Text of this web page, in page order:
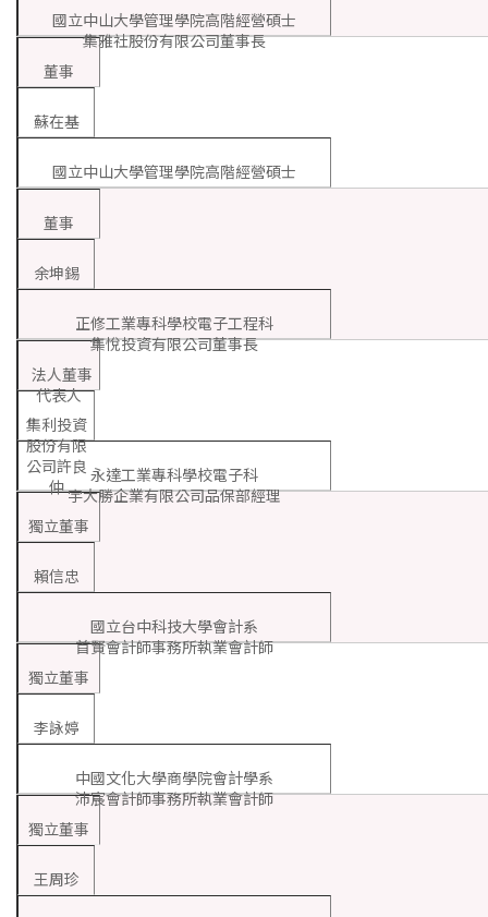
國立中山大學管理學院高階經營碩士
集雅社股份有限公司董事長
董事
蘇在基
國立中山大學管理學院高階經營碩士
董事
余坤錫
正修工業專科學校電子工程科
集悅投資有限公司董事長
法人董事
代表人
集利投資
股份有限
公司許良
仲
永達工業專科學校電子科
宇大勝企業有限公司品保部經理
獨立董事
賴信忠
國立台中科技大學會計系
首賢會計師事務所執業會計師
獨立董事
李詠婷
中國文化大學商學院會計學系
沛宸會計師事務所執業會計師
獨立董事
王周珍